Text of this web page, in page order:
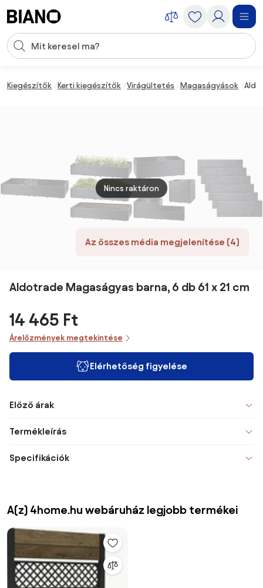
Keresési bevitel
Kiegészítők Kerti kiegészítők Virágültetés Magaságyások
Az összes média megjelenítése (4)
Nincs raktáron
Aldotrade Magaságyas barna, 6 db 61 x 21 cm
14 465 Ft
Árelőzmények megtekintése
Elérhetőség figyelése
Előző árak
Termékleírás
Specifikációk
A(z) 4home.hu webáruház legjobb termékei